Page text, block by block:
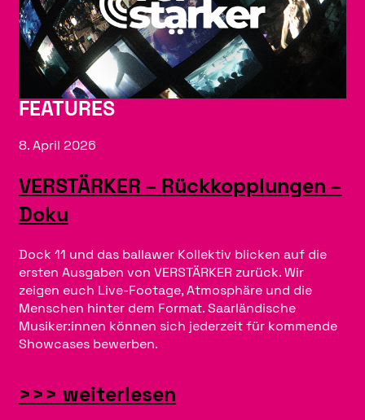
l
s
L
e
n
r
e
t
t
r
e
g
a
l
l
M
a
p
FEATURES
8. April 2026
VERSTÄRKER – Rückkopplungen –
Doku
Dock 11 und das ballawer Kollektiv blicken auf die
ersten Ausgaben von VERSTÄRKER zurück. Wir
zeigen euch Live-Footage, Atmosphäre und die
Menschen hinter dem Format. Saarländische
Musiker:innen können sich jederzeit für kommende
Showcases bewerben.
>>> weiterlesen: